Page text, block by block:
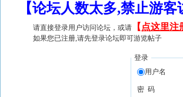
【论坛人数太多,禁止游
请直接登录用户访问论坛，或请 【 点这里注
如果您已注册,请先登录论坛即可游览帖子
登录
用户名
密 码